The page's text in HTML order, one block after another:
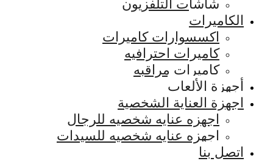
شاشات التلفزيون
الكاميرات
اكسسوارات كاميرات
كاميرات احترافيه
كاميرات مراقبه
أجهزة الألعاب
اجهزة العناية الشخصية
اجهزه عنايه شخصيه للرجال
اجهزه عنايه شخصيه للسيدات
اتصل بنا